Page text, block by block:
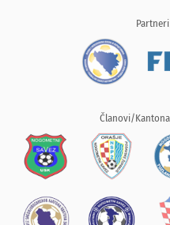
Članovi/